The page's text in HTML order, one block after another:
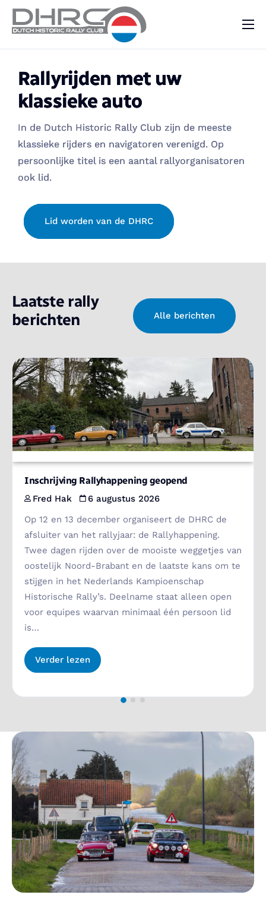
Kalender
Vraag & Aanbod
Contact
Rallyrijden met uw
klassieke auto
In de Dutch Historic Rally Club zijn de meeste
klassieke rijders en navigatoren verenigd. Op
persoonlijke titel is een aantal rallyorganisatoren
ook lid.
Lid worden van de DHRC
Rallyrijden met uw
klassieke auto
In de Dutch Historic Rally Club zijn de meeste
klassieke rijders en navigatoren verenigd. Op
persoonlijke titel is een aantal rallyorganisatoren
ook lid.
Lid worden van de DHRC
Rallyrijden met uw
klassieke auto
In de Dutch Historic Rally Club zijn de meeste
klassieke rijders en navigatoren verenigd. Op
persoonlijke titel is een aantal rallyorganisatoren
ook lid.
Lid worden van de DHRC
Laatste rally
berichten
Alle berichten
Inschrijving Rallyhappening geopend
Fred Hak
6 augustus 2026
Op 12 en 13 december organiseert de DHRC de
afsluiter van het rallyjaar: de Rallyhappening.
Twee dagen rijden over de mooiste weggetjes van
oostelijk Noord-Brabant en de laatste kans om te
stijgen in het Nederlands Kampioenschap
Historische Rally’s. Deelname staat alleen open
voor equipes waarvan minimaal één persoon lid
is…
Verder lezen